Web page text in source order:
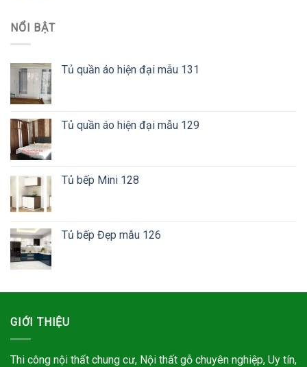
NỔI BẬT
Tủ quần áo hiện đại mẫu 131
Tủ quần áo hiện đại mẫu 129
Tủ bếp Mini 128
Tủ bếp Đẹp mẫu 126
GIỚI THIỆU
Thi công nội thất chung cư, Nội thất gỗ chuyên nghiệp, Uy tín,